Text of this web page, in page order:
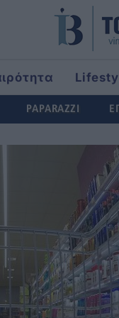
PAPARAZZI